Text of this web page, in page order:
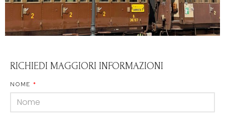
RICHIEDI MAGGIORI INFORMAZIONI
NOME